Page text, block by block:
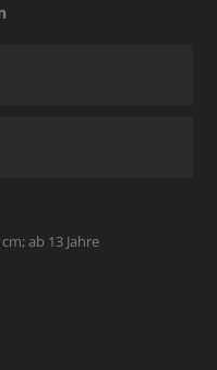
ab 13 Jahre